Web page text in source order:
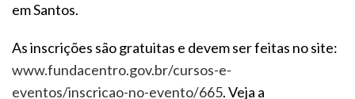
em Santos.
As inscrições são gratuitas e devem ser feitas no site:
www.fundacentro.gov.br/cursos-e-
eventos/inscricao-no-evento/665. Veja a